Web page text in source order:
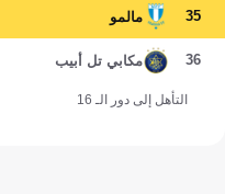
35 مالمو
36 مكابي تل أبيب
التأهل إلى دور الـ 16